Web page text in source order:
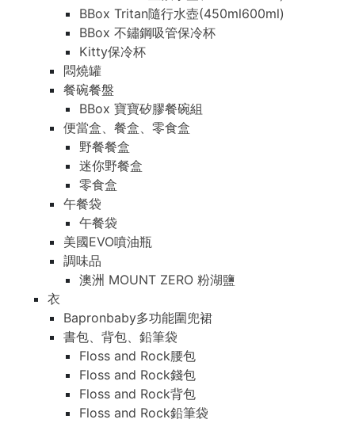
BBox Tritan隨行水壺(450ml600ml)
BBox 不鏽鋼吸管保冷杯
Kitty保冷杯
悶燒罐
餐碗餐盤
BBox 寶寶矽膠餐碗組
便當盒、餐盒、零食盒
野餐餐盒
迷你野餐盒
零食盒
午餐袋
午餐袋
美國EVO噴油瓶
調味品
澳洲 MOUNT ZERO 粉湖鹽
衣
Bapronbaby多功能圍兜裙
書包、背包、鉛筆袋
Floss and Rock腰包
Floss and Rock錢包
Floss and Rock背包
Floss and Rock鉛筆袋